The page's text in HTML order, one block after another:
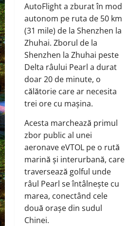
AutoFlight a zburat în mod
autonom pe ruta de 50 km
(31 mile) de la Shenzhen la
Zhuhai. Zborul de la
Shenzhen la Zhuhai peste
Delta râului Pearl a durat
doar 20 de minute, o
călătorie care ar necesita
trei ore cu mașina.
Acesta marchează primul
zbor public al unei
aeronave eVTOL pe o rută
marină și interurbană, care
traversează golful unde
râul Pearl se întâlnește cu
marea, conectând cele
două orașe din sudul
Chinei.